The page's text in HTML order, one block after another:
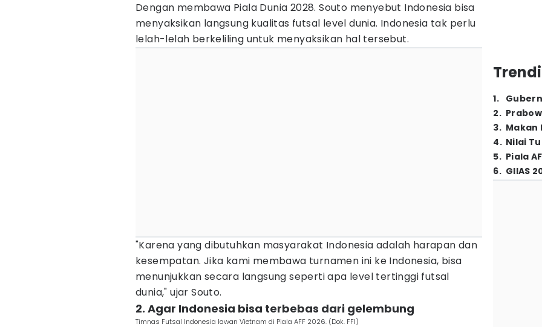
Dengan membawa Piala Dunia 2028. Souto menyebut Indonesia bisa
menyaksikan langsung kualitas futsal level dunia. Indonesia tak perlu
lelah-lelah berkeliling untuk menyaksikan hal tersebut.
"Karena yang dibutuhkan masyarakat Indonesia adalah harapan dan
kesempatan. Jika kami membawa turnamen ini ke Indonesia, bisa
menunjukkan secara langsung seperti apa level tertinggi futsal
dunia," ujar Souto.
2. Agar Indonesia bisa terbebas dari gelembung
Timnas Futsal Indonesia lawan Vietnam di Piala AFF 2026. (Dok. FFI)
1.
2.
3. Makan
4. Nilai
5. Piala
6. GIIAS